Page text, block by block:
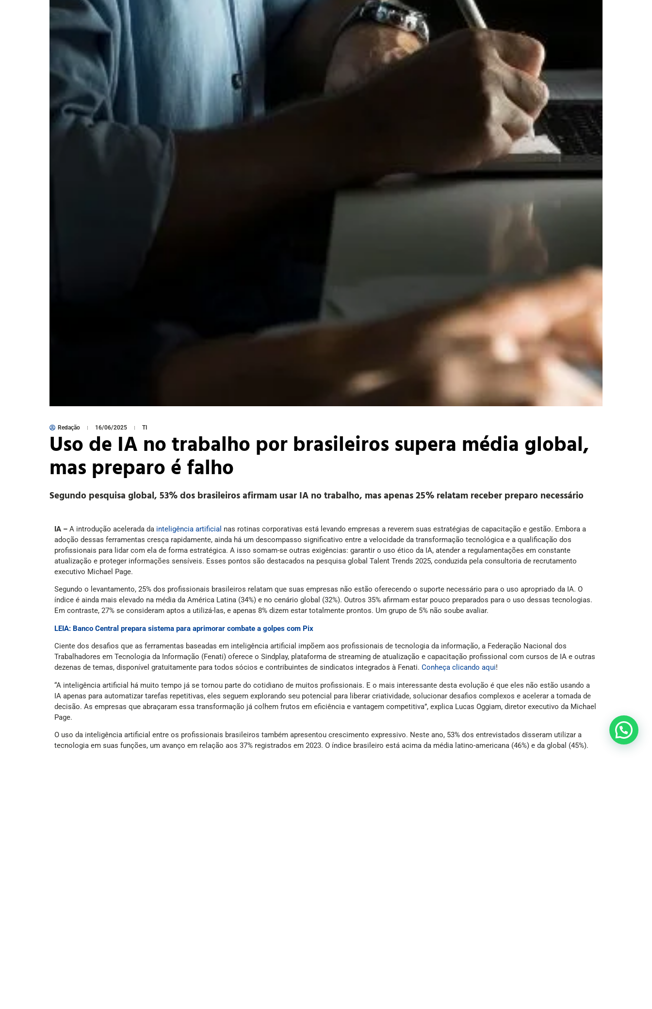
Redação 16/06/2025 TI
Uso de IA no trabalho por brasileiros supera média global,
mas preparo é falho
Segundo pesquisa global, 53% dos brasileiros afirmam usar IA no trabalho, mas apenas 25% relatam receber preparo necessário
IA – A introdução acelerada da inteligência artificial nas rotinas corporativas está levando empresas a reverem suas estratégias de capacitação e gestão. Embora a
adoção dessas ferramentas cresça rapidamente, ainda há um descompasso significativo entre a velocidade da transformação tecnológica e a qualificação dos
profissionais para lidar com ela de forma estratégica. A isso somam-se outras exigências: garantir o uso ético da IA, atender a regulamentações em constante
atualização e proteger informações sensíveis. Esses pontos são destacados na pesquisa global Talent Trends 2025, conduzida pela consultoria de recrutamento
executivo Michael Page.
Segundo o levantamento, 25% dos profissionais brasileiros relatam que suas empresas não estão oferecendo o suporte necessário para o uso apropriado da IA. O
índice é ainda mais elevado na média da América Latina (34%) e no cenário global (32%). Outros 35% afirmam estar pouco preparados para o uso dessas tecnologias.
Em contraste, 27% se consideram aptos a utilizá-las, e apenas 8% dizem estar totalmente prontos. Um grupo de 5% não soube avaliar.
LEIA: Banco Central prepara sistema para aprimorar combate a golpes com Pix
Ciente dos desafios que as ferramentas baseadas em inteligência artificial impõem aos profissionais de tecnologia da informação, a Federação Nacional dos
Trabalhadores em Tecnologia da Informação (Fenati) oferece o Sindplay, plataforma de streaming de atualização e capacitação profissional com cursos de IA e outras
dezenas de temas, disponível gratuitamente para todos sócios e contribuintes de sindicatos integrados à Fenati. Conheça clicando aqui!
“A inteligência artificial há muito tempo já se tornou parte do cotidiano de muitos profissionais. E o mais interessante desta evolução é que eles não estão usando a
IA apenas para automatizar tarefas repetitivas, eles seguem explorando seu potencial para liberar criatividade, solucionar desafios complexos e acelerar a tomada de
decisão. As empresas que abraçaram essa transformação já colhem frutos em eficiência e vantagem competitiva”, explica Lucas Oggiam, diretor executivo da Michael
Page.
O uso da inteligência artificial entre os profissionais brasileiros também apresentou crescimento expressivo. Neste ano, 53% dos entrevistados disseram utilizar a
tecnologia em suas funções, um avanço em relação aos 37% registrados em 2023. O índice brasileiro está acima da média latino-americana (46%) e da global (45%).